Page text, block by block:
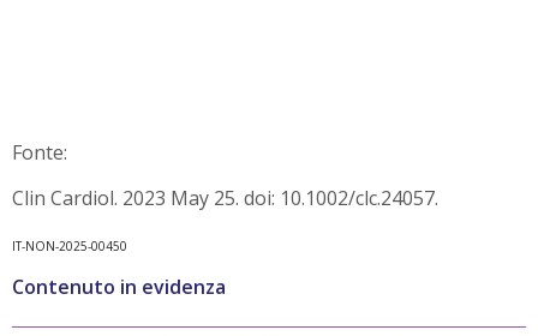
Fonte:
Clin Cardiol. 2023 May 25. doi: 10.1002/clc.24057.
IT-NON-2025-00450
Contenuto in evidenza